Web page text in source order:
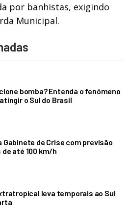
por banhistas, exigindo
Municipal.
bomba? Entenda o fenômeno
o Sul do Brasil
Gabinete de Crise com previsão
até 100 km/h
leva temporais ao Sul